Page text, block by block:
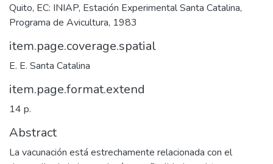
Quito, EC: INIAP, Estación Experimental Santa Catalina,
Programa de Avicultura, 1983
item.page.coverage.spatial
E. E. Santa Catalina
item.page.format.extend
14 p.
Abstract
La vacunación está estrechamente relacionada con el